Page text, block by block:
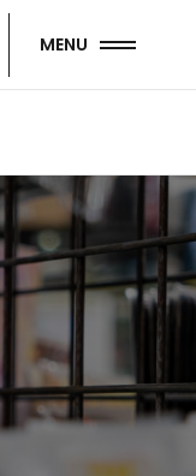
MENU